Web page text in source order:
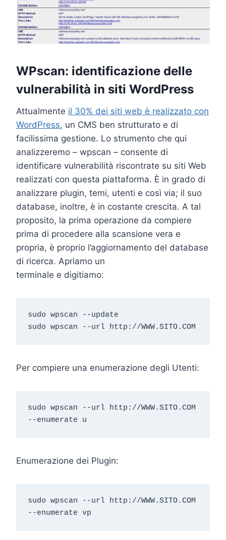
WPscan: identificazione delle
vulnerabilità in siti WordPress
Attualmente il 30% dei siti web è realizzato con
WordPress, un CMS ben strutturato e di
facilissima gestione. Lo strumento che qui
analizzeremo – wpscan – consente di
identificare vulnerabilità riscontrate su siti Web
realizzati con questa piattaforma. È in grado di
analizzare plugin, temi, utenti e così via; il suo
database, inoltre, è in costante crescita. A tal
proposito, la prima operazione da compiere
prima di procedere alla scansione vera e
propria, è proprio l’aggiornamento del database
di ricerca. Apriamo un
terminale e digitiamo:
sudo wpscan --update
sudo wpscan --url http://WWW.SITO.COM
Per compiere una enumerazione degli Utenti:
sudo wpscan --url http://WWW.SITO.COM
--enumerate u
Enumerazione dei Plugin:
sudo wpscan --url http://WWW.SITO.COM
--enumerate vp